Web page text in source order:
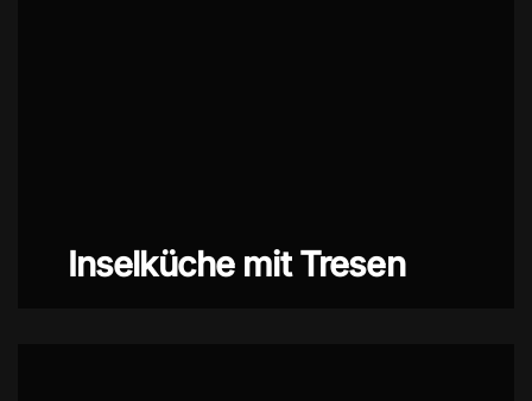
Inselküche mit Tresen